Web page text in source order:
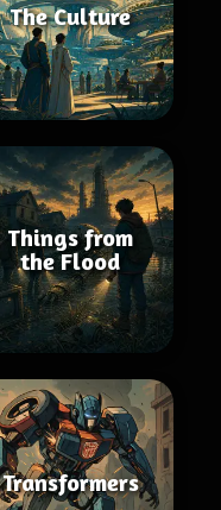
The Culture
Things from
the Flood
Transformers